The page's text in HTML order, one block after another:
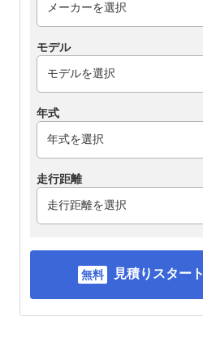
モデル
年式
走行距離
見積りスタート